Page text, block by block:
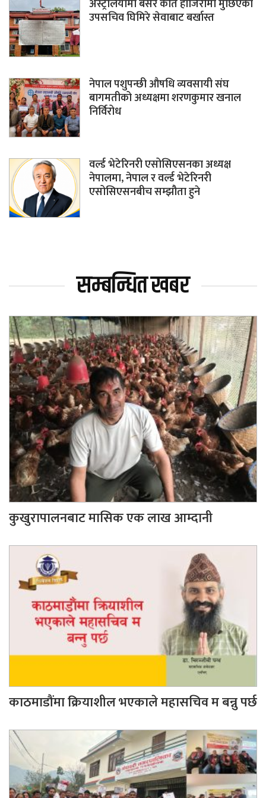
अस्ट्रेलियामा बसेर कीर्ते हाजिरीमा मुछिएका
उपसचिव घिमिरे सेवाबाट बर्खास्त
नेपाल पशुपन्छी औषधि व्यवसायी संघ
बागमतीको अध्यक्षमा शरणकुमार खनाल
निर्विरोध
वर्ल्ड भेटेरिनरी एसोसिएसनका अध्यक्ष
नेपालमा, नेपाल र वर्ल्ड भेटेरिनरी
एसोसिएसनबीच सम्झौता हुने
सम्बन्धित खबर
कुखुरापालनबाट मासिक एक लाख आम्दानी
काठमाडौंमा क्रियाशील भएकाले महासचिव म बन्नु पर्छ